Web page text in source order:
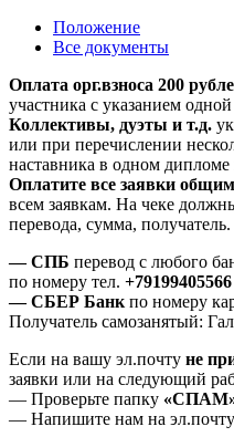
Положение
Все документы
Оплата орг.взноса 200
участника с указанием
Коллективы, дуэты и т.д.
или при перечислении
наставника в одном дипломе
Оплатите все заявки
всем заявкам. На чеке
перевода, сумма, получатель.
— СПБ перевод с любого
по номеру тел. +79199405566
— СБЕР Банк по номеру
Получатель самозанятый:
Если на вашу эл.почту не
заявки или на следующий
— Проверьте папку
— Напишите нам на эл.почту